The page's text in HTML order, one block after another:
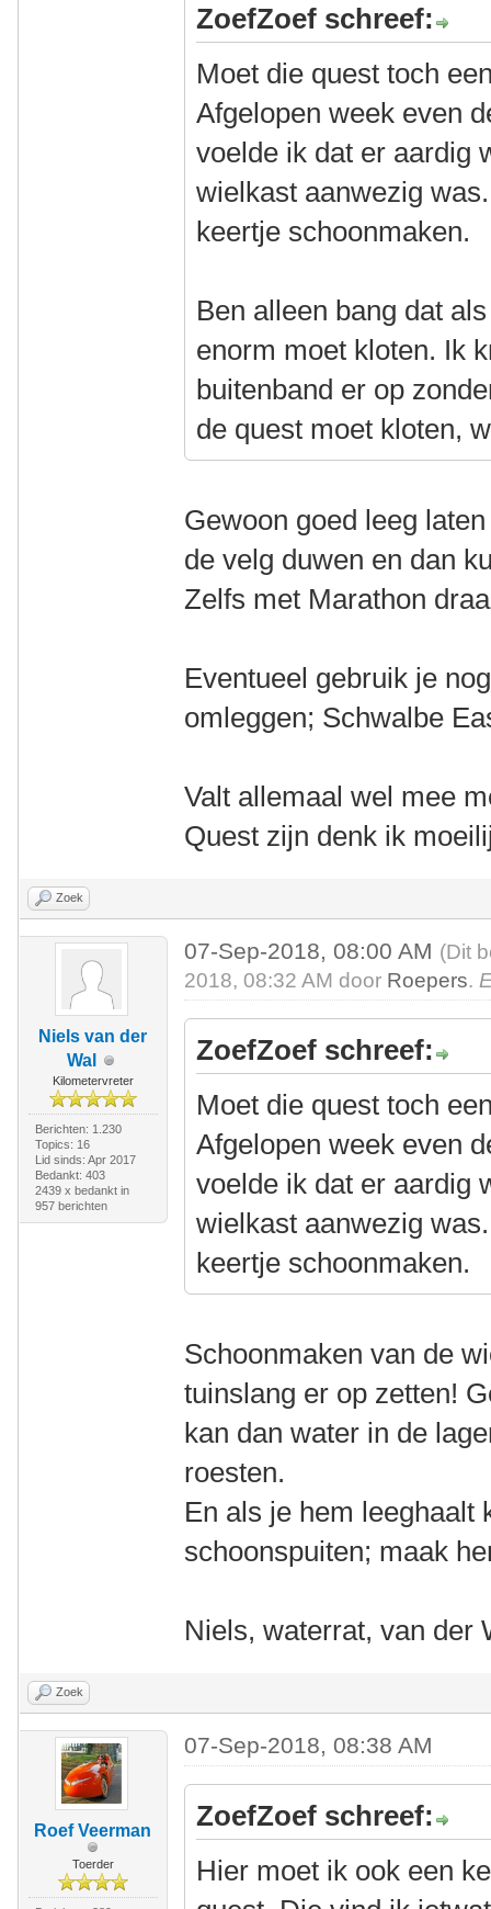
ZoefZoef schreef:
Moet die quest toch
Afgelopen week even
voelde ik dat er aardig
wielkast aanwezig
keertje schoonmaken.
Ben alleen bang dat
enorm moet kloten. Ik
buitenband er op
de quest moet kloten,
Gewoon goed leeg
de velg duwen en dan
Zelfs met Marathon
Eventueel gebruik je
omleggen; Schwalbe
Valt allemaal wel mee
Quest zijn denk ik
Zoek
Niels van der
Wal
Kilometervreter
Berichten: 1.230
Topics: 16
Lid sinds: Apr 2017
Bedankt: 403
2439 x bedankt in
957 berichten
07-Sep-2018, 08:00 AM (Dit
2018, 08:32 AM door Roepers.
ZoefZoef schreef:
Moet die quest toch
Afgelopen week even
voelde ik dat er aardig
wielkast aanwezig
keertje schoonmaken.
Schoonmaken van de
tuinslang er op zetten!
kan dan water in de
roesten.
En als je hem leeghaalt
schoonspuiten; maak
Niels, waterrat, van der
Zoek
Roef Veerman
Toerder
07-Sep-2018, 08:38 AM
ZoefZoef schreef:
Hier moet ik ook een